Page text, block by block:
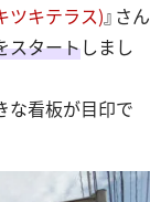
ツキテラス)』さん
スタートしまし
な看板が目印で